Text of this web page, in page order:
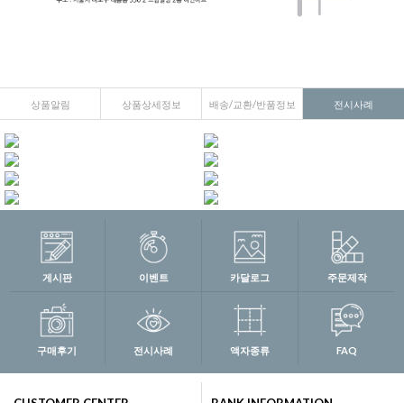
상품알림 상품상세정보 배송/교환/반품정보 전시사례
게시판 이벤트 카달로그 주문제작
구매후기 전시사례 액자종류 FAQ